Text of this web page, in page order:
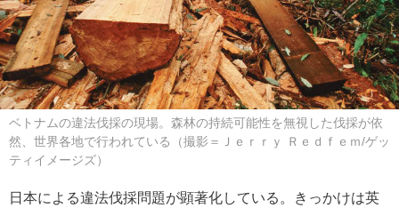
ベトナムの違法伐採の現場。森林の持続可能性を無視した伐採が依
然、世界各地で行われている（撮影＝Ｊｅｒｒｙ Ｒｅｄｆｅｍ/ゲッ
ティイメージズ）
日本による違法伐採問題が顕著化している。きっかけは英